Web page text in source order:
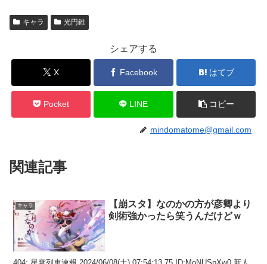
キャラ 光円錐
シェアする
X Facebook はてブ
Pocket LINE コピー
mindomatome@gmail.com
関連記事
キャラ
【崩スタ】なのかの方が彦卿より
剣術強かったら笑うんだけどｗ